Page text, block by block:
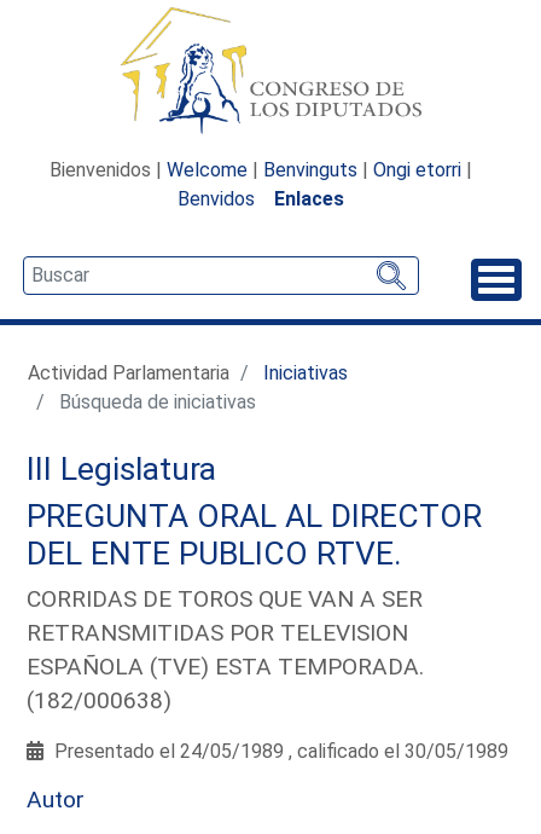
Bienvenidos | Welcome | Benvinguts | Ongi etorri |
Benvidos
Enlaces
Actividad Parlamentaria
Iniciativas
Búsqueda de iniciativas
III Legislatura
PREGUNTA ORAL AL DIRECTOR
DEL ENTE PUBLICO RTVE.
CORRIDAS DE TOROS QUE VAN A SER
RETRANSMITIDAS POR TELEVISION
ESPAÑOLA (TVE) ESTA TEMPORADA.
(182/000638)
Presentado el 24/05/1989 , calificado el 30/05/1989
Autor